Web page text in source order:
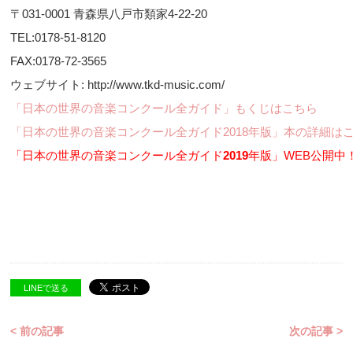
〒031-0001 青森県八戸市類家4-22-20
TEL:0178-51-8120
FAX:0178-72-3565
ウェブサイト: http://www.tkd-music.com/
「日本の世界の音楽コンクール全ガイド」もくじはこちら
「日本の世界の音楽コンクール全ガイド2018年版」本の詳細は
「日本の世界の音楽コンクール全ガイド2019年版」WEB公開中
LINEで送る
< 前の記事 次の記事 >